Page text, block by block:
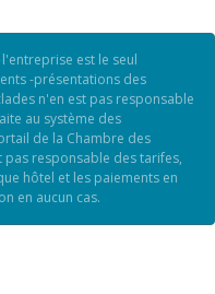
est le seul
-présentations des
n'en est pas responsable
au système des
de la Chambre des
pas responsable des tarifes,
hôtel et les paiements en
en aucun cas.